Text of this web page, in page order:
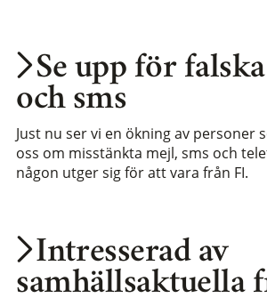
Intresserad av
samhällsaktuella
Se upp för
och sms
Just nu ser vi en ökning av personer
oss om misstänkta mejl, sms och
någon utger sig för att vara från FI.